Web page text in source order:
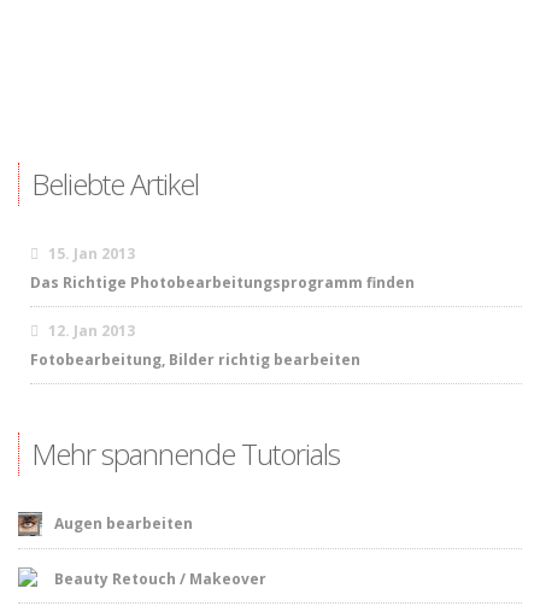
Beliebte Artikel
15. Jan 2013
Das Richtige Photobearbeitungsprogramm finden
12. Jan 2013
Fotobearbeitung, Bilder richtig bearbeiten
Mehr spannende Tutorials
Augen bearbeiten
Beauty Retouch / Makeover